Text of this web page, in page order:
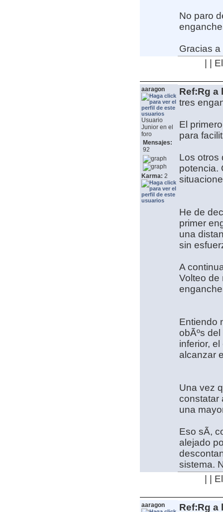
No paro
Gracias a
| |
aaragon
Usuario
Junior en el
foro
Mensajes:
92
Karma: 2
Ref:Rg a
tres
El
para
Los otros
potencia.
He de
primer
una
sin
A
Volteo de
Entiendo
obÃºs
inferior,
alcanzar
Una vez
constatar
una
Eso sÃ­,
alejado
sistema.
| |
aaragon Ref:Rg a